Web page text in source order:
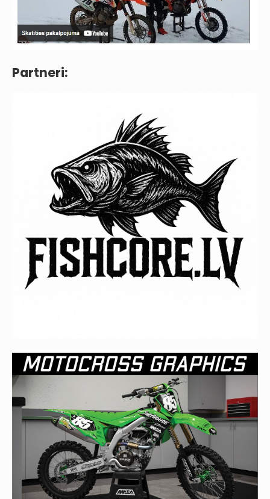
Partneri: